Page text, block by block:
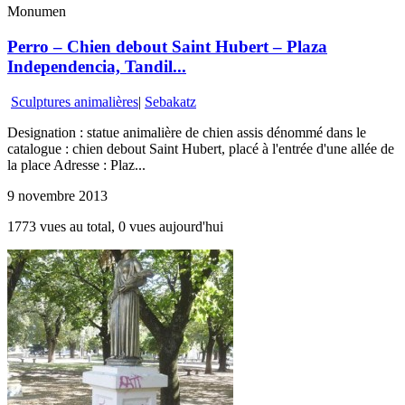
Monumen
Perro – Chien debout Saint Hubert – Plaza
Independencia, Tandil...
Sculptures animalières| Sebakatz
Designation : statue animalière de chien assis dénommé dans le
catalogue : chien debout Saint Hubert, placé à l'entrée d'une allée de
la place Adresse : Plaz...
9 novembre 2013
1773 vues au total, 0 vues aujourd'hui